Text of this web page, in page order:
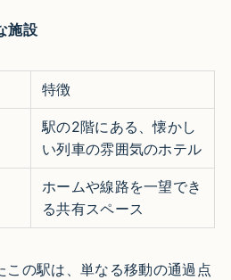
施設
特徴
駅の2階にある、懐かし
い列車の雰囲気のホテル
ホームや線路を一望でき
る共有スペース
この駅は、単なる移動の通過点